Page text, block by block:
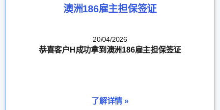
澳洲186雇主担保签证
20/04/2026
恭喜客户H成功拿到澳洲186雇主担保签证
了解详情 »